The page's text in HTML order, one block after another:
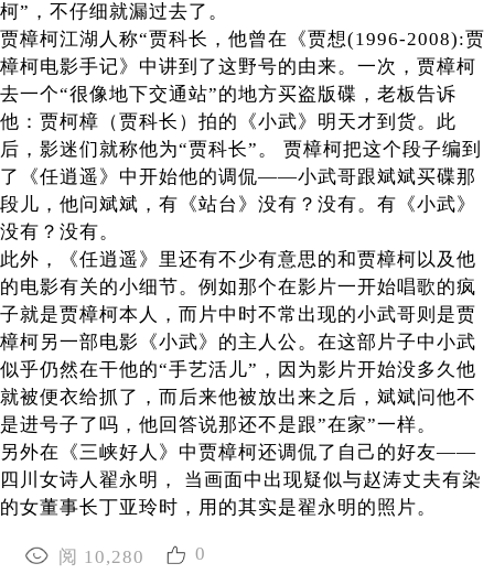
柯”，不仔细就漏过去了。
贾樟柯江湖人称“贾科长，他曾在《贾想(1996-2008):贾
樟柯电影手记》中讲到了这野号的由来。一次，贾樟柯
去一个“很像地下交通站”的地方买盗版碟，老板告诉
他：贾柯樟（贾科长）拍的《小武》明天才到货。此
后，影迷们就称他为“贾科长”。 贾樟柯把这个段子编到
了《任逍遥》中开始他的调侃——小武哥跟斌斌买碟那
段儿，他问斌斌，有《站台》没有？没有。有《小武》
没有？没有。
此外，《任逍遥》里还有不少有意思的和贾樟柯以及他
的电影有关的小细节。例如那个在影片一开始唱歌的疯
子就是贾樟柯本人，而片中时不常出现的小武哥则是贾
樟柯另一部电影《小武》的主人公。在这部片子中小武
似乎仍然在干他的“手艺活儿”，因为影片开始没多久他
就被便衣给抓了，而后来他被放出来之后，斌斌问他不
是进号子了吗，他回答说那还不是跟”在家”一样。
另外在《三峡好人》中贾樟柯还调侃了自己的好友——
四川女诗人翟永明， 当画面中出现疑似与赵涛丈夫有染
的女董事长丁亚玲时，用的其实是翟永明的照片。
阅 10,280 0